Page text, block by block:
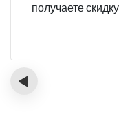
получаете
‹